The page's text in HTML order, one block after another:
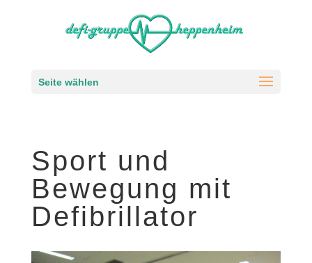
Seite wählen
Sport und
Bewegung mit
Defibrillator